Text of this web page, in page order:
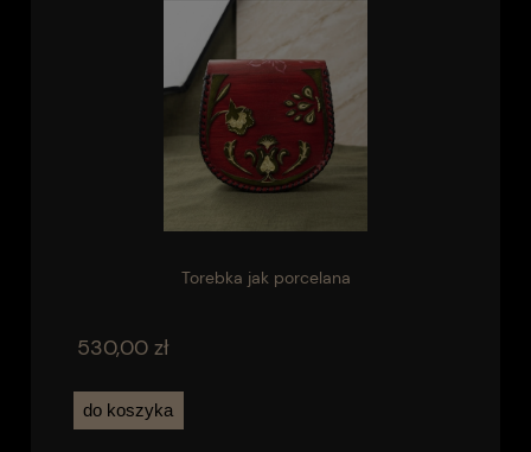
Torebka jak porcelana
530,00 zł
do koszyka